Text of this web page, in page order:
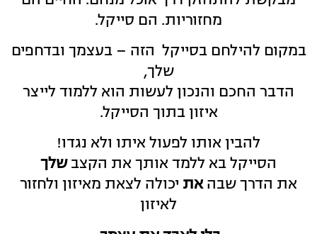
מחזוריות. הם סייקל.
במקום להילחם בסייקל הזה –בעצמך ובדחפים
שלך,
הדבר החכם והנכון לעשות הוא ללמוד לייצר
איזון בתוך הסייקל.
להבין אותו לפעול איתו ולא נגדו!
הסייקל בא ללמד אותך את הקצבשלך
את הדרך שבהאת יכולה לצאת מאיזון ולחזור
לאיזון